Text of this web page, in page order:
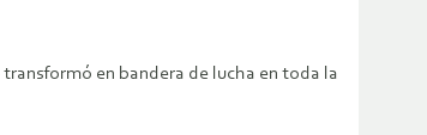
en bandera de lucha en toda la